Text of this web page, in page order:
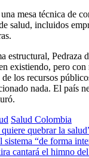
mesa técnica de
salud, incluidos
estructural, Pedraza
existiendo, pero
los recursos
nada. El país
Salud Colombia
quebrar la
sistema “de forma
cantará el himno